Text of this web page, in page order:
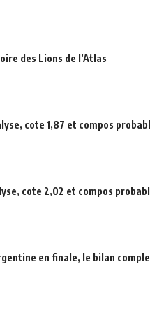
des Lions de l’Atlas
cote 1,87 et compos
cote 2,02 et compos
en finale, le bilan